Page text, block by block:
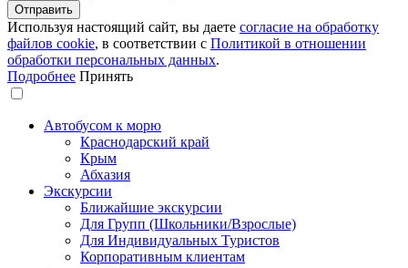
Используя настоящий сайт, вы даете согласие на обработку
файлов сookie, в соответствии с Политикой в отношении
обработки персональных данных.
Подробнее Принять
Автобусом к морю
Краснодарский край
Крым
Абхазия
Экскурсии
Ближайшие экскурсии
Для Групп (Школьники/Взрослые)
Для Индивидуальных Туристов
Корпоративным клиентам